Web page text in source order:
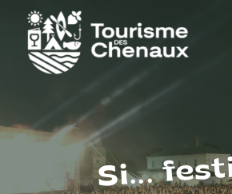
Si...